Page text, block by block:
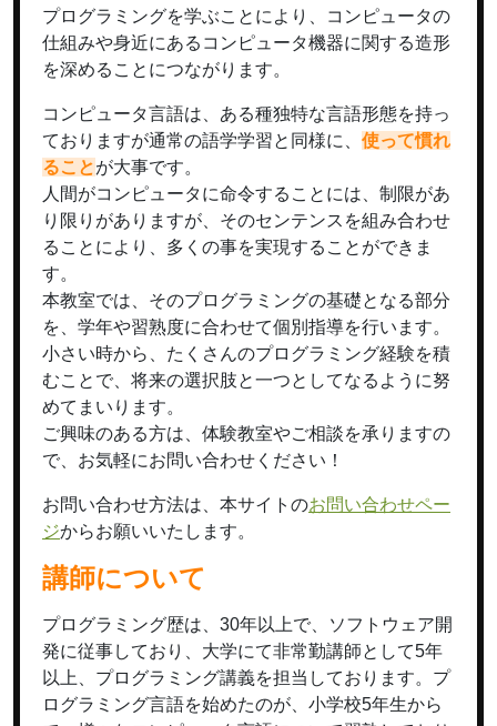
プログラミングを学ぶことにより、コンピュータの
仕組みや身近にあるコンピュータ機器に関する造形
を深めることにつながります。
コンピュータ言語は、ある種独特な言語形態を持っ
ておりますが通常の語学学習と同様に、 使って慣れ
ることが大事です。
人間がコンピュータに命令することには、制限があ
り限りがありますが、そのセンテンスを組み合わせ
ることにより、多くの事を実現することができま
す。
本教室では、そのプログラミングの基礎となる部分
を、学年や習熟度に合わせて個別指導を行います。
小さい時から、たくさんのプログラミング経験を積
むことで、将来の選択肢と一つとしてなるように努
めてまいります。
ご興味のある方は、体験教室やご相談を承りますの
で、お気軽にお問い合わせください！
お問い合わせ方法は、本サイトのお問い合わせペー
ジからお願いいたします。
講師について
プログラミング歴は、30年以上で、ソフトウェア開
発に従事しており、大学にて非常勤講師として5年
以上、プログラミング講義を担当しております。プ
ログラミング言語を始めたのが、小学校5年生から